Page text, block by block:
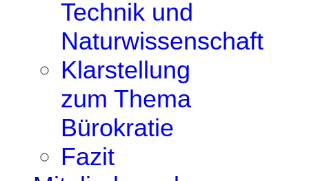
Technik und
Naturwissenschaft
Klarstellung
zum Thema
Bürokratie
Fazit